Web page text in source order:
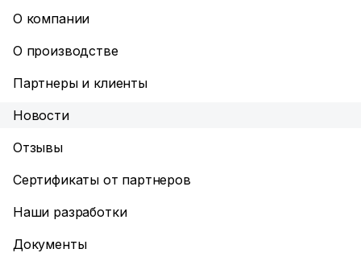
О компании
О производстве
Партнеры и клиенты
Новости
Отзывы
Сертификаты от партнеров
Наши разработки
Документы